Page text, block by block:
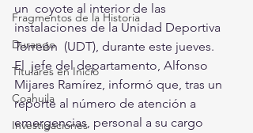
Fragmentos de la Historia
Durango
Titulares en Inicio
Coahuila
Investigaciones
un  coyote al interior de las
instalaciones de la Unidad Deportiva
Torreón  (UDT), durante este jueves.
El  jefe del departamento, Alfonso
Mijares Ramírez, informó que, tras un
reporte al número de atención a
emergencias, personal a su cargo